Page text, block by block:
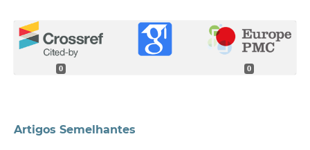
0 0
Artigos Semelhantes